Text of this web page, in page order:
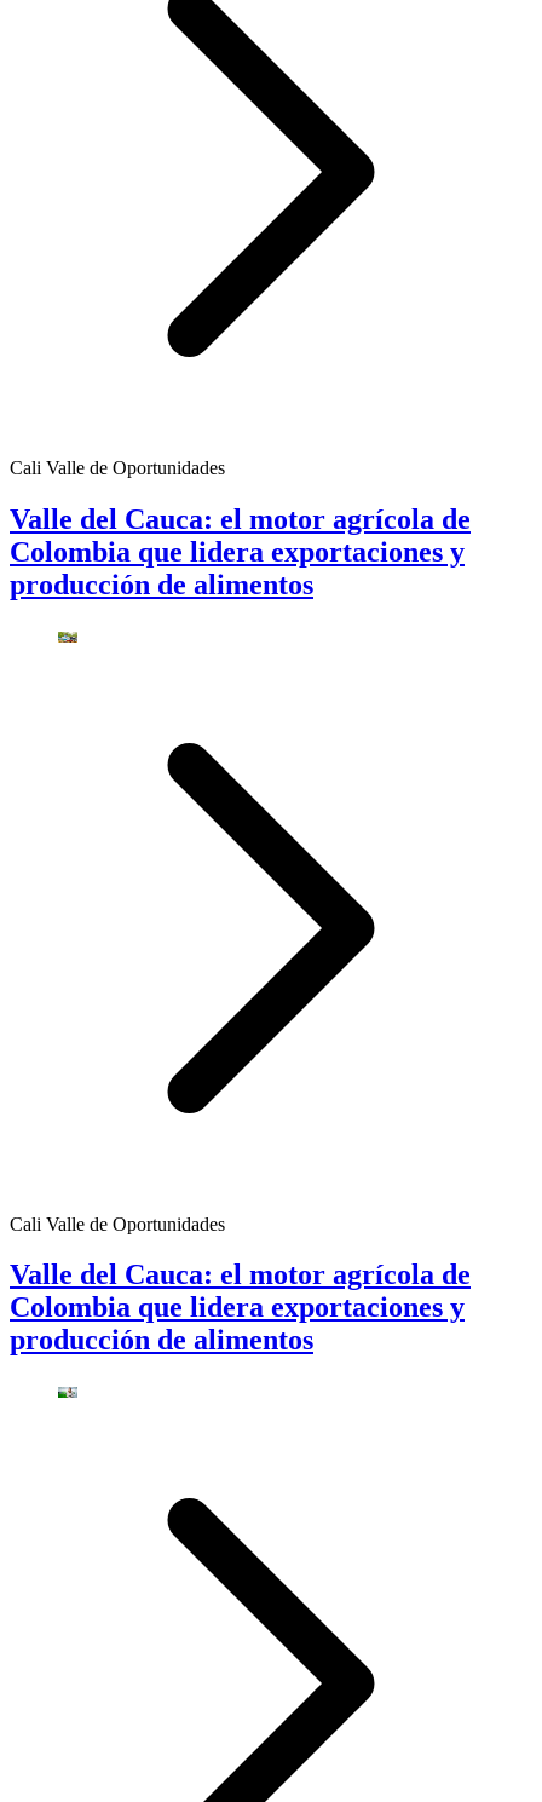
Cali Valle de Oportunidades
Valle del Cauca: el motor agrícola de
Colombia que lidera exportaciones y
producción de alimentos
Cali Valle de Oportunidades
Valle del Cauca: el motor agrícola de
Colombia que lidera exportaciones y
producción de alimentos